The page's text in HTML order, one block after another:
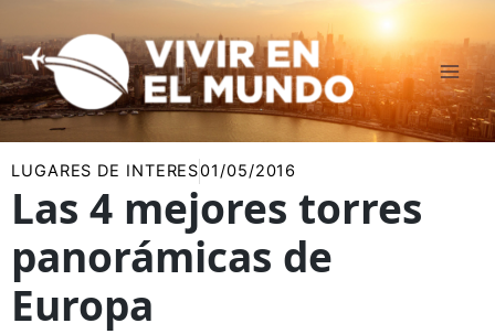
al
contenido
LUGARES DE INTERES01/05/2016
Las 4 mejores torres
panorámicas de
Europa